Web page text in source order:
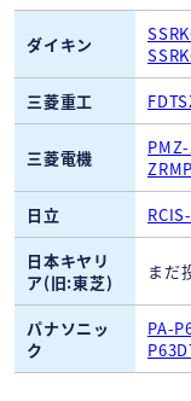
ダイキン
三菱重工
三菱電機
日立
日本キヤリ
ア(旧:東芝)
まだ
パナソニッ
ク
PA-